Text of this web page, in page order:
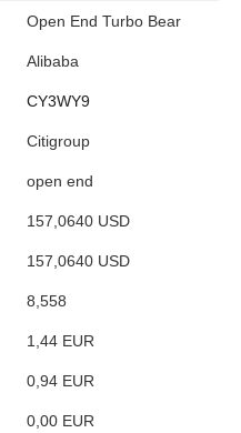
Open End Turbo Bear
Alibaba
CY3WY9
Citigroup
open end
157,0640 USD
157,0640 USD
8,558
1,44 EUR
0,94 EUR
0,00 EUR